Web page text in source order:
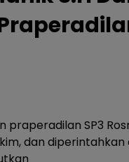
praperadilan SP3
dan